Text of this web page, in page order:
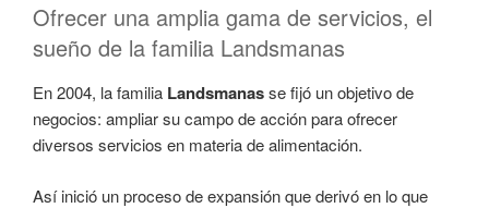
Ofrecer una amplia gama de servicios, el
sueño de la familia Landsmanas
En 2004, la familia Landsmanasse fijó un objetivo de
negocios: ampliar su campo de acción para ofrecer
diversos servicios en materia de alimentación.
Así inició un proceso de expansión que derivó en lo que